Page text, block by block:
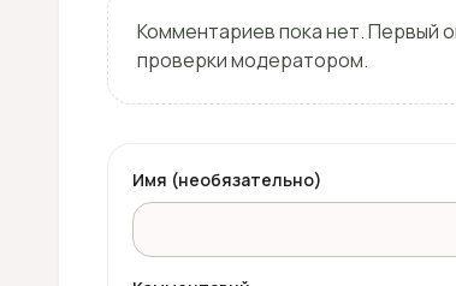
Комментариев пока нет. Первый
проверки модератором.
Имя (необязательно)